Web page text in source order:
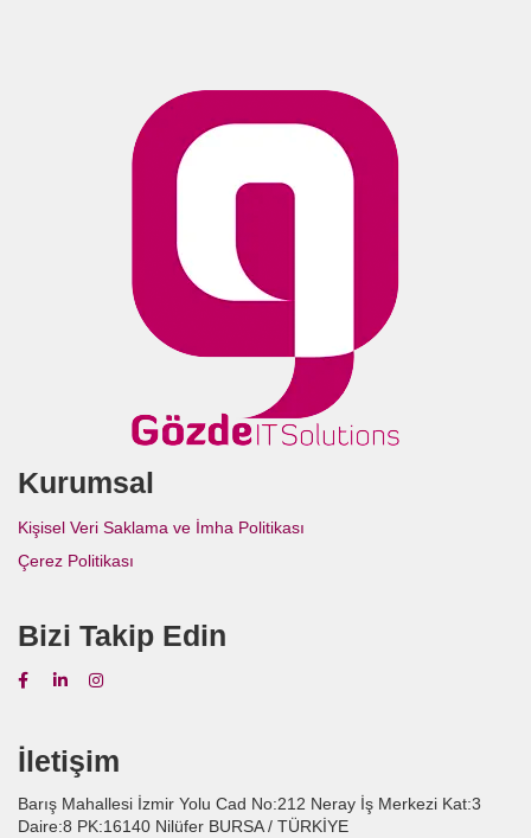
Kurumsal
Kişisel Veri Saklama ve İmha Politikası
Çerez Politikası
Bizi Takip Edin
İletişim
Barış Mahallesi İzmir Yolu Cad No:212 Neray İş Merkezi Kat:3
Daire:8 PK:16140 Nilüfer BURSA / TÜRKİYE